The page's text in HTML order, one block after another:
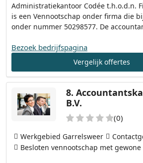
Administratiekantoor Codée t.h.o.d.n.
is een Vennootschap onder firma die
onder nummer 50298577. De
Bezoek bedrijfspagina
Vergelijk offertes
8.
B.V.
(0)
Werkgebied Garrelsweer
Besloten vennootschap met